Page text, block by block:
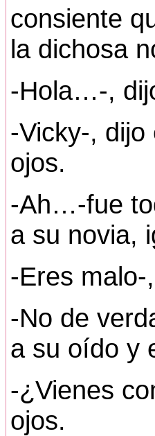
consiente
la dichosa
-Hola…-,
-Vicky-,
ojos.
-Ah…-fue
a su novia,
-Eres
-No de
a su oído y
-¿Vienes
ojos.